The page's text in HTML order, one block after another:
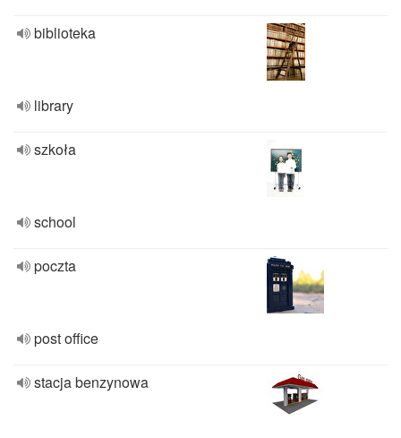
biblioteka
library
szkoła
school
poczta
post office
stacja benzynowa